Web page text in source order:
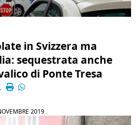
in Svizzera ma
sequestrata anche
di Ponte Tresa
2019